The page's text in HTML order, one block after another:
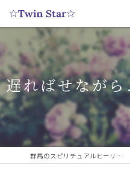
遅ればせなが
群馬のスピリチュアルヒーリングサロンなら実績多数の☆Twin Star☆